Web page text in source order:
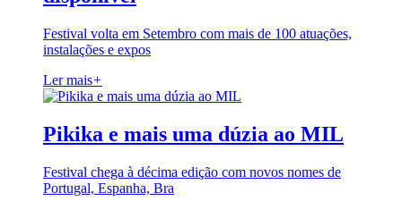
Festival volta em Setembro com mais de 100 atuações,
instalações e expos
Ler mais+
Pikika e mais uma dúzia ao MIL
Festival chega à décima edição com novos nomes de
Portugal, Espanha, Bra